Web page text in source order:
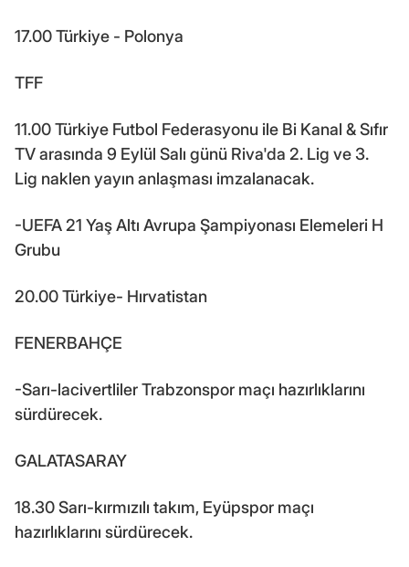
17.00 Türkiye - Polonya
TFF
11.00 Türkiye Futbol Federasyonu ile Bi Kanal & Sıfır
TV arasında 9 Eylül Salı günü Riva'da 2. Lig ve 3.
Lig naklen yayın anlaşması imzalanacak.
-UEFA 21 Yaş Altı Avrupa Şampiyonası Elemeleri H
Grubu
20.00 Türkiye- Hırvatistan
FENERBAHÇE
-Sarı-lacivertliler Trabzonspor maçı hazırlıklarını
sürdürecek.
GALATASARAY
18.30 Sarı-kırmızılı takım, Eyüpspor maçı
hazırlıklarını sürdürecek.